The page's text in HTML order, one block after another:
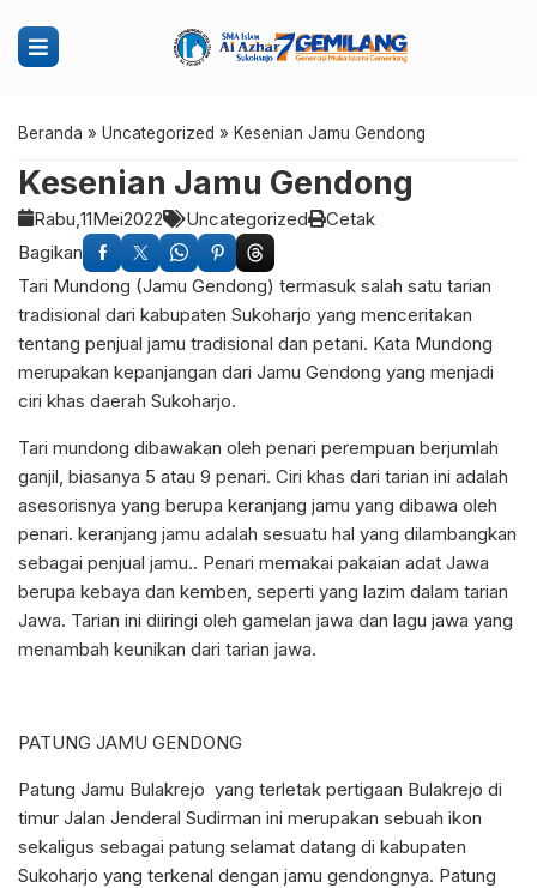
Beranda » Uncategorized » Kesenian Jamu Gendong
Kesenian Jamu Gendong
Rabu,11Mei2022 Uncategorized
Cetak
Bagikan
Tari Mundong (Jamu Gendong) termasuk salah satu tarian
tradisional dari kabupaten Sukoharjo yang menceritakan
tentang penjual jamu tradisional dan petani. Kata Mundong
merupakan kepanjangan dari Jamu Gendong yang menjadi
ciri khas daerah Sukoharjo.
Tari mundong dibawakan oleh penari perempuan berjumlah
ganjil, biasanya 5 atau 9 penari. Ciri khas dari tarian ini adalah
asesorisnya yang berupa keranjang jamu yang dibawa oleh
penari. keranjang jamu adalah sesuatu hal yang dilambangkan
sebagai penjual jamu.. Penari memakai pakaian adat Jawa
berupa kebaya dan kemben, seperti yang lazim dalam tarian
Jawa. Tarian ini diiringi oleh gamelan jawa dan lagu jawa yang
menambah keunikan dari tarian jawa.
PATUNG JAMU GENDONG
Patung Jamu Bulakrejo yang terletak pertigaan Bulakrejo di
timur Jalan Jenderal Sudirman ini merupakan sebuah ikon
sekaligus sebagai patung selamat datang di kabupaten
Sukoharjo yang terkenal dengan jamu gendongnya. Patung